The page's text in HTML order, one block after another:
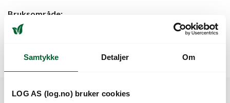
Samtykke Detaljer Om
LOG AS (log.no) bruker cookies
Bruksområde:
Skjøtestykke for høytrykk PE-rør i vanningssystemer hvor
det stilles krav til tett og robust tilkobling. Brukes typisk i
anleggsgartnerbransjen.
Spesifikasjoner